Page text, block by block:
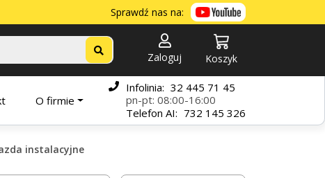
Sprawdź nas na:
Zaloguj Koszyk
O firmie
Infolinia: 32 445 71 45
pn-pt: 08:00-16:00
Telefon AI: 732 145 326
instalacyjne